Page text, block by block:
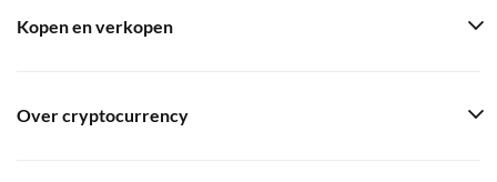
Kopen en verkopen
Over cryptocurrency